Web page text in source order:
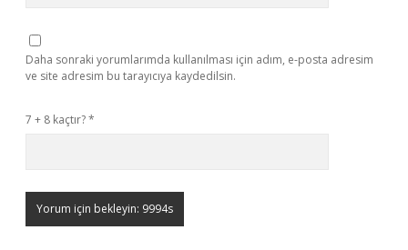
Daha sonraki yorumlarımda kullanılması için adım, e-posta adresim
ve site adresim bu tarayıcıya kaydedilsin.
7 + 8 kaçtır?*